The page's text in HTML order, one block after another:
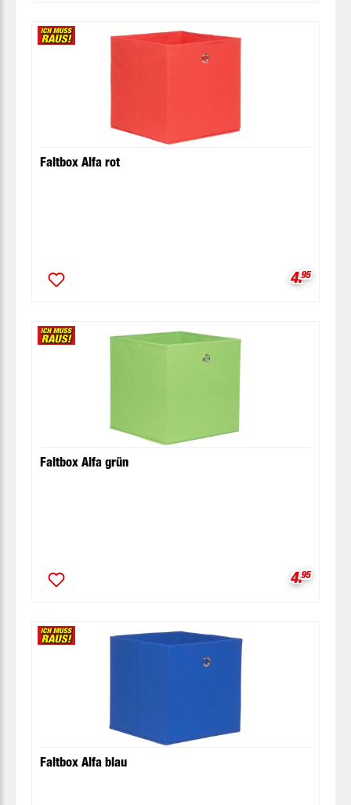
Faltbox Alfa rot
4.95
Faltbox Alfa grün
4.95
Faltbox Alfa blau